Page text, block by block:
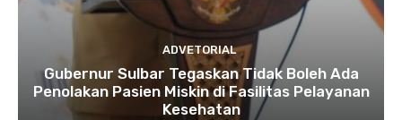
ADVETORIAL
Gubernur Sulbar Tegaskan Tidak Boleh Ada
Penolakan Pasien Miskin di Fasilitas Pelayanan
Kesehatan